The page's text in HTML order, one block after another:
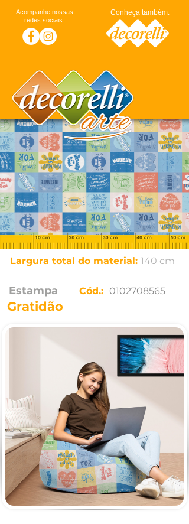
Acompanhe nossas
redes sociais:
Conheça também:
Largura total do material: 140 cm
Estampa Cód.: 0102708565
Gratidão